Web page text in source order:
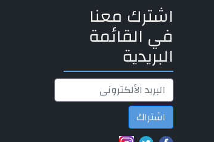
اشترك معنا
في القائمة
البريدية
اشتراك